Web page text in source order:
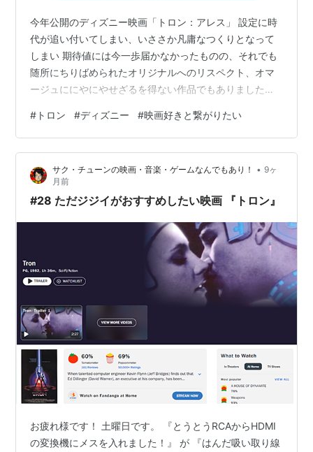
今年公開のディズニー映画「トロン：アレス」 設定に時
代が追い付いてしまい、いささか凡庸なつくりとなって
しまい 期待値には今一歩届かなかったものの、それでも
随所にちりばめられたオリジナルへのリスペクト、オマ
ージュににやにやせざるを得ない作品でもありました。
了となるとは思うものの、やっぱり このデジタルワール
ドの始祖ともいうべき原点「トロン：オリジナル」とい
う作品がいかに革新的だったか。 公開当初は生まれてい
なかったですが、幼少のころビデオテープで見た本作が
いかに子供心をわしづかみにしたのか。 ディズニープラ
スで配信中のトロン：オリジナルを改め…
# トロン #ディズニー #映画好きと繋がりたい
サク・チューンの映画・音楽・ゲームなんでもあり！ • 9ヶ
月前
#28 ただジジイがおすすめしたい映画 『トロン』
お疲れ様です！ 土曜日です。 『とうとうRCAからHDMI
の変換機にメスを入れました！』 が 『はんだ吸い取り線